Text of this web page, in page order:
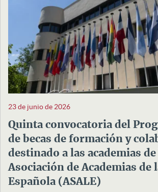
23 de junio de 2026
Quinta convocatoria del
de becas de formación y
destinado a las academias de
Asociación de Academias de
Española (ASALE)